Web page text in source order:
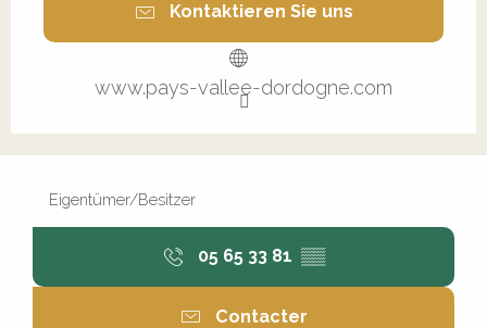
Kontaktieren Sie uns
www.pays-vallee-dordogne.com
Eigentümer/Besitzer
05 65 33 81 ▒▒
Contacter